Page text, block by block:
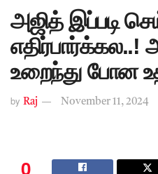
அஜித் இப்படி
எதிர்பார்க்கல..!
உறைந்து போன
by Raj November 11, 2024
0